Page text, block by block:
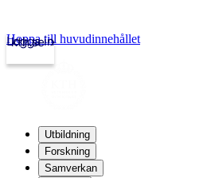
kth.se
Logga in
Hoppa till huvudinnehållet
Utbildning
Forskning
Samverkan